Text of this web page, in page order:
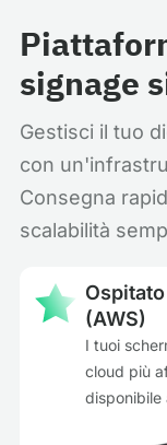
signage
Gestisci il tuo
con
Consegna
scalabilità
(AWS)
I tuoi
cloud più
disponibile